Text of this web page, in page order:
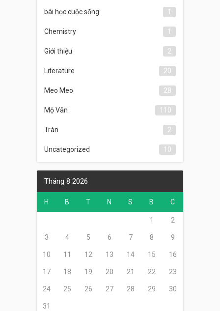
bài học cuộc sống 1
Chemistry 1
Giới thiệu 2
Literature 20
Meo Meo 28
Mộ Vân 110
Tràn 2
Uncategorized 10
Tháng 8 2026
H B T N S B C
1 2
3 4 5 6 7 8 9
10 11 12 13 14 15 16
17 18 19 20 21 22 23
24 25 26 27 28 29 30
31